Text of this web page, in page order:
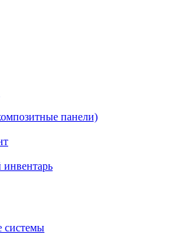
панели)
системы